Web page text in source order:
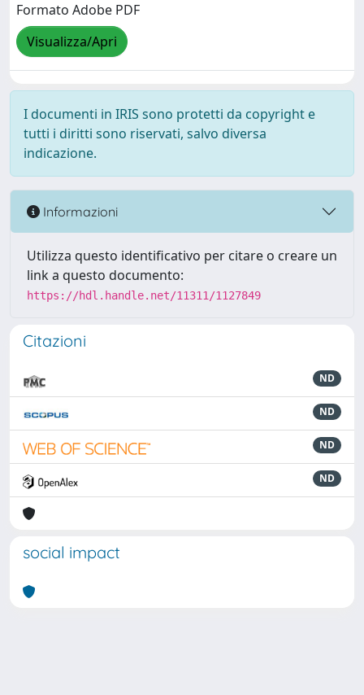
Formato Adobe PDF
Visualizza/Apri
I documenti in IRIS sono protetti da copyright e
tutti i diritti sono riservati, salvo diversa
indicazione.
Informazioni
Utilizza questo identificativo per citare o creare un
link a questo documento:
https://hdl.handle.net/11311/1127849
Citazioni
ND
ND
ND
ND
social impact